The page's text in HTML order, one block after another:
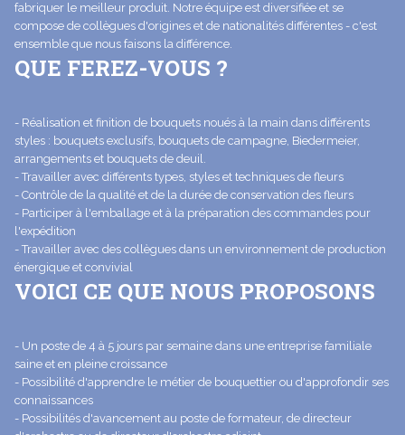
fabriquer le meilleur produit. Notre équipe est diversifiée et se
compose de collègues d'origines et de nationalités différentes - c'est
ensemble que nous faisons la différence.
QUE FEREZ-VOUS ?
- Réalisation et finition de bouquets noués à la main dans différents
styles : bouquets exclusifs, bouquets de campagne, Biedermeier,
arrangements et bouquets de deuil.
- Travailler avec différents types, styles et techniques de fleurs
- Contrôle de la qualité et de la durée de conservation des fleurs
- Participer à l'emballage et à la préparation des commandes pour
l'expédition
- Travailler avec des collègues dans un environnement de production
énergique et convivial
VOICI CE QUE NOUS PROPOSONS
- Un poste de 4 à 5 jours par semaine dans une entreprise familiale
saine et en pleine croissance
- Possibilité d'apprendre le métier de bouquettier ou d'approfondir ses
connaissances
- Possibilités d'avancement au poste de formateur, de directeur